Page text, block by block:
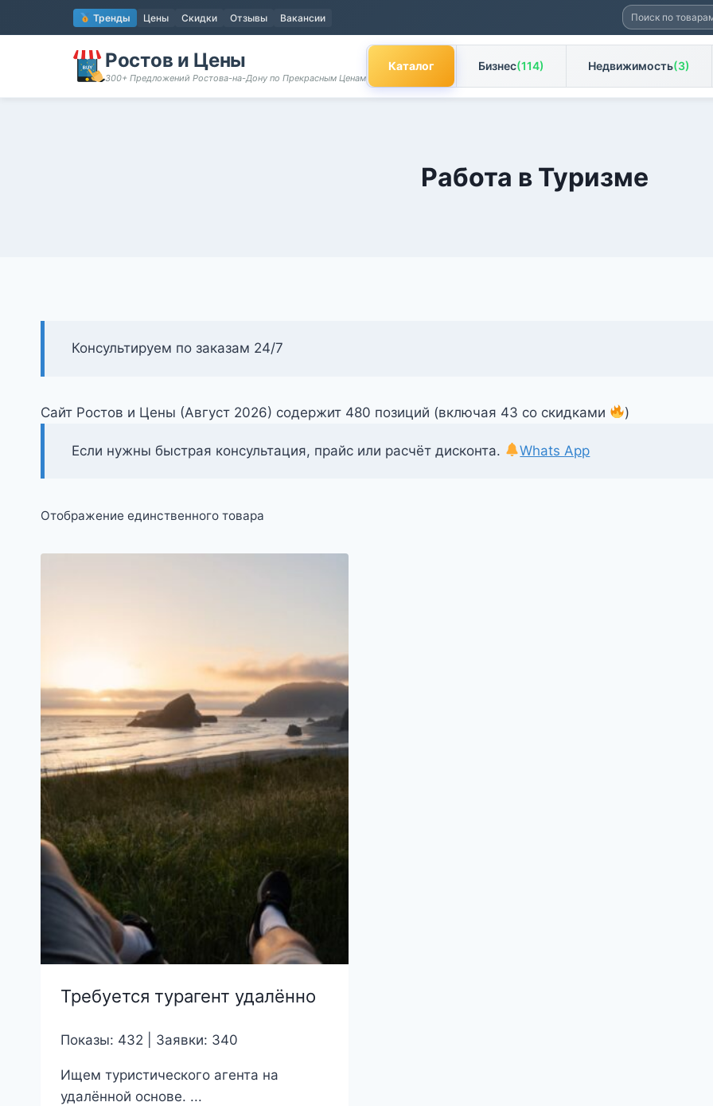
к
содержимому
Тренды Цены Скидки Отзывы Вакансии Искать:
Ростов и Цены
300+ Предложений Ростова-на-Дону по Прекрасным Ценам
Каталог Бизнес(114) Недвижимость(3)
Работа в Туризме
Консультируем по заказам 24/7
Сайт Ростов и Цены (Август 2026) содержит 480 позиций (включая 43 со скидками )
Если нужны быстрая консультация, прайс или расчёт дисконта. Whats App
Отображение единственного товара
Требуется турагент удалённо
Показы: 432 | Заявки: 340
Ищем туристического агента на
удалённой основе. ...